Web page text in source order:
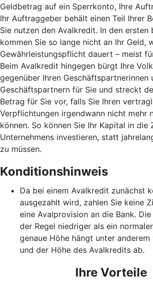
Geldbetrag auf ein Sperrkonto, Ihre
Ihr Auftraggeber behält einen Teil Ihrer
Sie nutzen den Avalkredit. In den ersten
kommen Sie so lange nicht an Ihr Geld,
Gewährleistungspflicht dauert – meist
Beim Avalkredit hingegen bürgt Ihre
gegenüber Ihren Geschäftspartnerinnen
Geschäftspartnern für Sie und streckt
Betrag für Sie vor, falls Sie Ihren
Verpflichtungen irgendwann nicht mehr
können. So können Sie Ihr Kapital in die
Unternehmens investieren, statt
zu müssen.
Konditionshinweis
Da bei einem Avalkredit zunächst
ausgezahlt wird, zahlen Sie keine
eine Avalprovision an die Bank.
der Regel niedriger als ein
genaue Höhe hängt unter
und der Höhe des Avalkredits ab.
Ihre Vorteile